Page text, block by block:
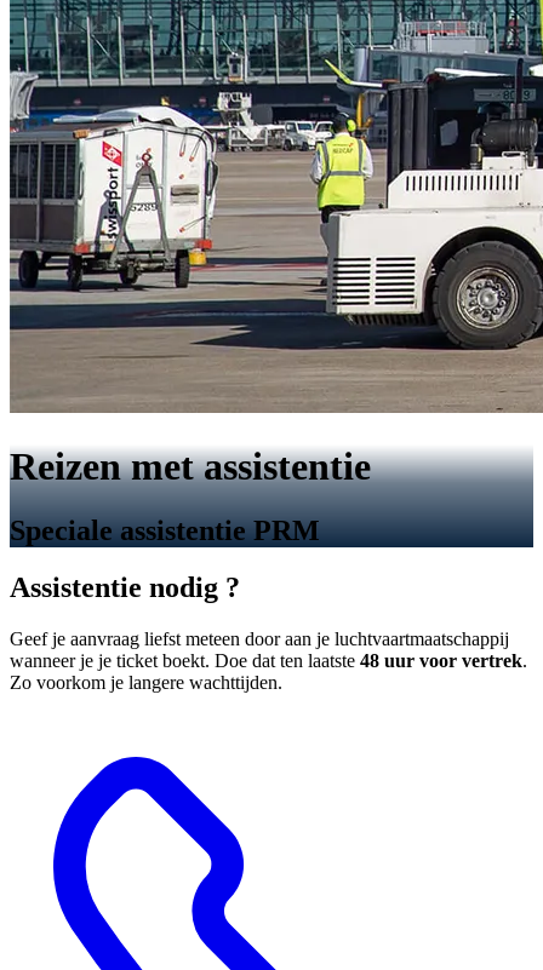
Reizen met assistentie
Speciale assistentie PRM
Assistentie nodig ?
Geef je aanvraag liefst meteen door aan je luchtvaartmaatschappij
wanneer je je ticket boekt. Doe dat ten laatste 48 uur voor vertrek.
Zo voorkom je langere wachttijden.